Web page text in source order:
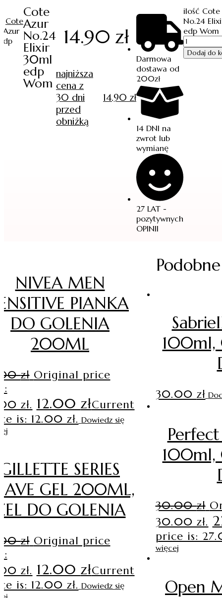
Cote
Cote
Azur
No.24
Elixir
30ml
edp
Wom
14.90 zł
najniższa
cena z
30 dni
przed
obniżką
14.90 zł
Darmowa
dostawa od
200zł
14 DNI na
zwrot lub
wymianę
27 LAT -
pozytywnych
OPINII
ilość Cote
No.24
edp Wom
Dodaj do
NIVEA MEN
PIANKA
DO GOLENIA
200ML
zł Original price
zł. 12.00 złCurrent
is: 12.00 zł. Dowiedz się
GILLETTE SERIES
GEL 200ML,
DO GOLENIA
zł Original price
zł. 12.00 złCurrent
is: 12.00 zł. Dowiedz się
100ml,
30.00 zł
100ml,
30.00zł
30.00 zł.
price is:
więcej
Open